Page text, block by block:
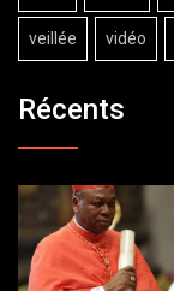
veillée vidéo
Récents